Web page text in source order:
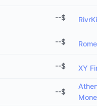
$
--
Rome
$
--
XY
$
--
$
--